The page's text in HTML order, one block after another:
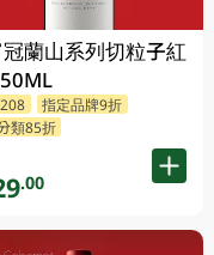
蘭山系列切粒子紅
指定品牌9折
類85折
.00